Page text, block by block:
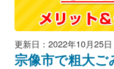
更新日：2022年10月25日
宗像市で粗大